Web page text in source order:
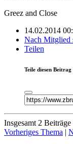
Greez and Close
14.02.2014
Nach Mitglied
Teilen
Teile diesen Beitrag
Insgesamt 2 Beiträge
Vorheriges Thema |